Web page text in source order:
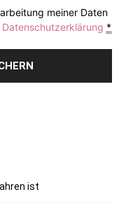
meiner Daten
Datenschutzerklärung *
ist